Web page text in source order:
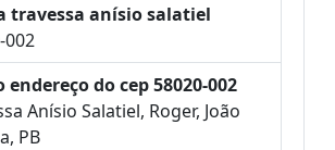
travessa anísio salatiel
002
endereço do cep 58020-002
Anísio Salatiel, Roger, João
PB